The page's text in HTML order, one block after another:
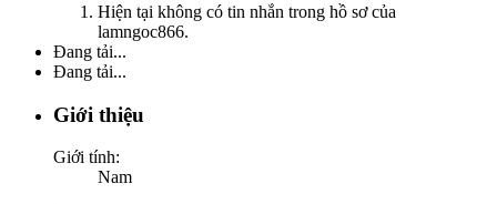
Hiện tại không có tin nhắn trong hồ sơ của
lamngoc866.
Đang tải...
Đang tải...
Giới thiệu
Giới tính:
Nam